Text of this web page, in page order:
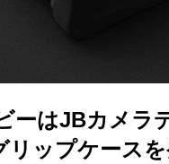
ーはJBカメラ
ップケースを